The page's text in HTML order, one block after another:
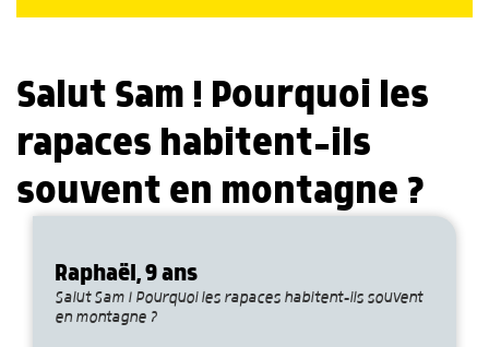
Salut Sam ! Pourquoi les
rapaces habitent-ils
souvent en montagne ?
Raphaël, 9 ans
Salut Sam ! Pourquoi les rapaces habitent-ils souvent
en montagne ?